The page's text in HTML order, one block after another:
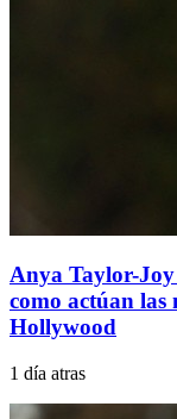
Anya Taylor-
como actúan las
Hollywood
1 día atras